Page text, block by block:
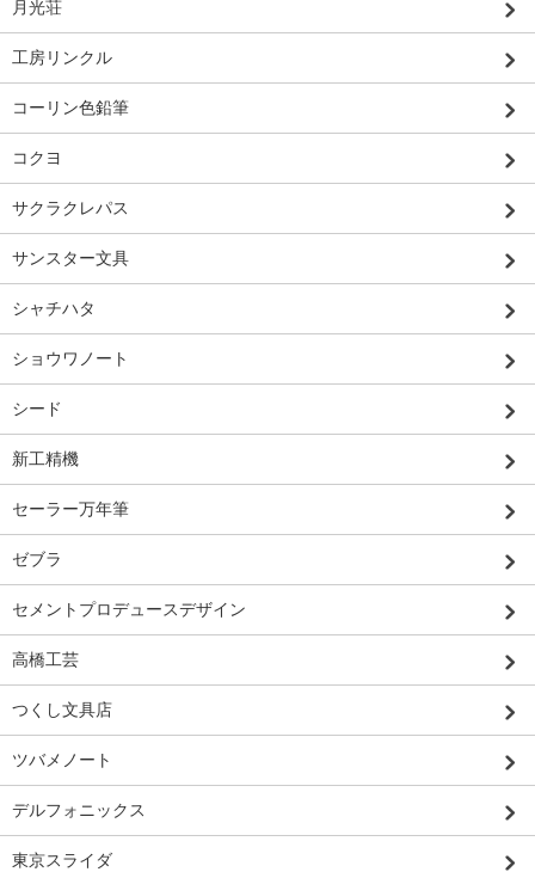
月光荘
工房リンクル
コーリン色鉛筆
コクヨ
サクラクレパス
サンスター文具
シャチハタ
ショウワノート
シード
新工精機
セーラー万年筆
ゼブラ
セメントプロデュースデザイン
高橋工芸
つくし文具店
ツバメノート
デルフォニックス
東京スライダ